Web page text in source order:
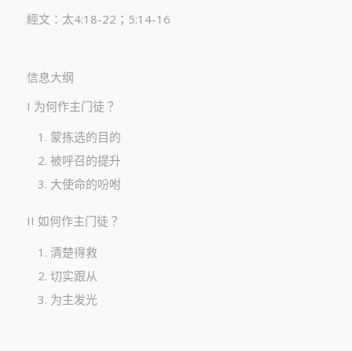
經文：太4:18-22；5:14-16
信息大纲
I 为何作主门徒？
蒙拣选的目的
被呼召的提升
大使命的吩咐
II 如何作主门徒？
清楚得救
切实跟从
为主发光